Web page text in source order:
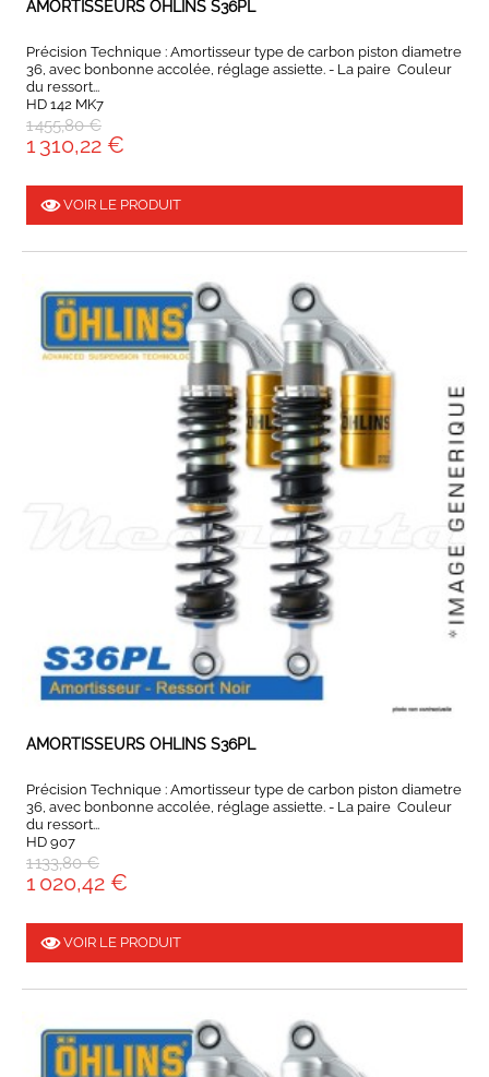
AMORTISSEURS OHLINS S36PL
Précision Technique : Amortisseur type de carbon piston diametre
36, avec bonbonne accolée, réglage assiette. - La paire Couleur
du ressort...
HD 142 MK7
1 455,80 €
1 310,22 €
VOIR LE PRODUIT
EXPEDIÉ SOUS 5 À 10 JOURS
AMORTISSEURS OHLINS S36PL
Précision Technique : Amortisseur type de carbon piston diametre
36, avec bonbonne accolée, réglage assiette. - La paire Couleur
du ressort...
HD 907
1 133,80 €
1 020,42 €
VOIR LE PRODUIT